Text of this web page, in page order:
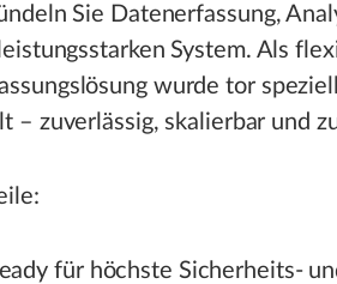
Sie Datenerfassung,
System. Als
wurde tor
– zuverlässig, skalierbar und
für höchste Sicherheits-